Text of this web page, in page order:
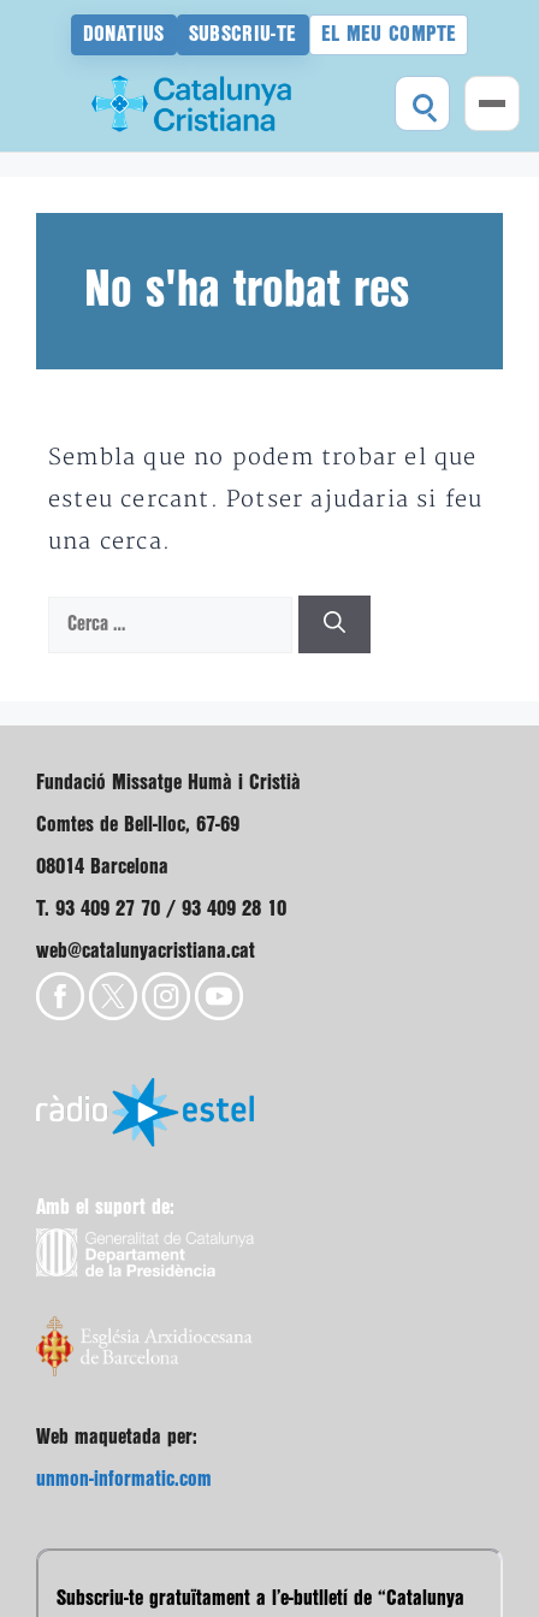
DONATIUS SUBSCRIU-TE EL MEU COMPTE
No s'ha trobat res
Sembla que no podem trobar el que
esteu cercant. Potser ajudaria si feu
una cerca.
Cerca:
Fundació Missatge Humà i Cristià
Comtes de Bell-lloc, 67-69
08014 Barcelona
T. 93 409 27 70 / 93 409 28 10
web@catalunyacristiana.cat
Amb el suport de:
Web maquetada per:
unmon-informatic.com
Subscriu-te gratuïtament a l’e-butlletí de “Catalunya